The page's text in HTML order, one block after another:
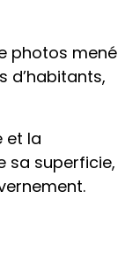
photos mené
d’habitants,
et la
sa superficie,